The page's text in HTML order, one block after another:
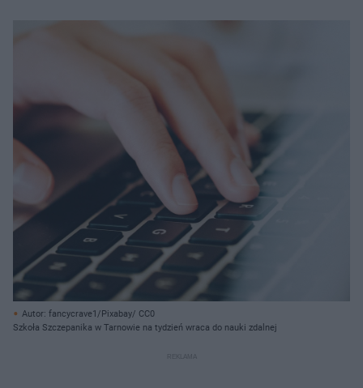
Autor: fancycrave1/Pixabay/ CC0
Szkoła Szczepanika w Tarnowie na tydzień wraca do nauki zdalnej